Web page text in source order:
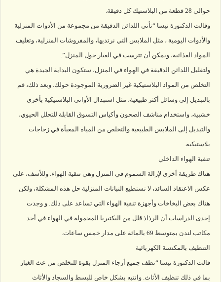
حوالي 28 قطعة من البلاستيك كل دقيقة.
وقالت الدكتورة نيسا “تأتي اللدائن الدقيقة من مجموعة من الأدوات المنزلية
والأدوات اليومية ، مثل الملابس التي نرتديها، والمفروشات المنزلية، وتغليف
المواد الغذائية، ويمكن أن تترسب في الغبار حول المنزل”.
ولتقليل اللدائن الدقيقة في الهواء في المنزل، ستكون البداية الجيدة هي
التخلص من المواد البلاستيكية غير الضرورية الموجودة حولك. وبعد ذلك، قم
بالتبديل إلى وسائل أكثر طبيعية، مثل استبدال الأواني البلاستيكية بأخرى
خشبية، واستخدام مناشف الصحون وأكياس التسوق القابلة للتحلل الحيوي،
والتبديل إلى الملابس الطبيعية والتخلص من المياه المعبأة في زجاجات
بلاستيكية.
تنقية الهواء الداخلي
هناك طريقة أخرى لإزالة السموم في المنزل وهي تنقية الهواء. وللأسف، على
عكس الاعتقاد السائد، لا تستطيع النباتات المنزلية حل هذه المشكلة، ولكن
هناك بعض البخاخات وأجهزة تنقية الهواء التي تساعد على ذلك. و وجدت
إحدى الدراسات أن الرذاذ قلل من البكتيريا المحمولة في الهواء في أحد
مكاتب لندن بمتوسط 69 بالمائة على مدار خمس ساعات.
التنظيف بالمكنسة الكهربائية
قالت الدكتورة نيسا “نظف جميع أرجاء المنزل بقوة للتخلص من عث الغبار
بما في ذلك تنظيف الأثاث. وانتبه بشكل خاص للبسط والسجاد والأثاث